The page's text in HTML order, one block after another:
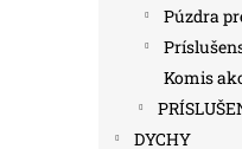
Púzdra
Komis
DYCHY